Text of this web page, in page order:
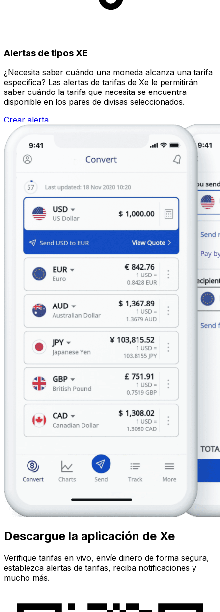
Alertas de tipos XE
¿Necesita saber cuándo una moneda alcanza una tarifa
específica? Las alertas de tarifas de Xe le permitirán
saber cuándo la tarifa que necesita se encuentra
disponible en los pares de divisas seleccionados.
Crear alerta
Descargue la aplicación de Xe
Verifique tarifas en vivo, envíe dinero de forma segura,
establezca alertas de tarifas, reciba notificaciones y
mucho más.